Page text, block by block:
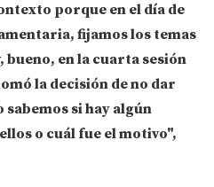
porque en el día de
fijamos los temas
bueno, en la cuarta sesión
la decisión de no dar
sabemos si hay algún
o cuál fue el motivo",